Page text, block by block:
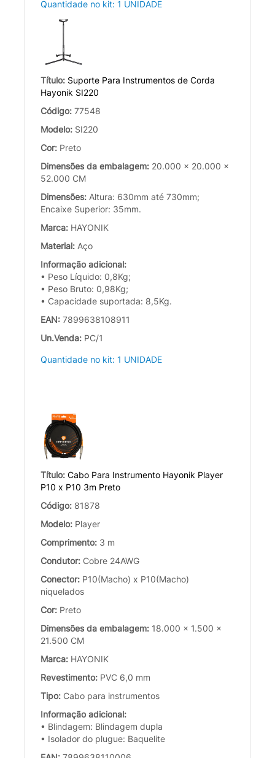
Quantidade no kit: 1 UNIDADE
Título: Suporte Para Instrumentos de Corda
Hayonik SI220
Código: 77548
Modelo: SI220
Cor: Preto
Dimensões da embalagem: 20.000 x 20.000 x
52.000 CM
Dimensões: Altura: 630mm até 730mm;
Encaixe Superior: 35mm.
Marca: HAYONIK
Material: Aço
Informação adicional:
• Peso Líquido: 0,8Kg;
• Peso Bruto: 0,98Kg;
• Capacidade suportada: 8,5Kg.
EAN: 7899638108911
Un.Venda: PC/1
Quantidade no kit: 1 UNIDADE
Título: Cabo Para Instrumento Hayonik Player
P10 x P10 3m Preto
Código: 81878
Modelo: Player
Comprimento: 3 m
Condutor: Cobre 24AWG
Conector: P10(Macho) x P10(Macho)
niquelados
Cor: Preto
Dimensões da embalagem: 18.000 x 1.500 x
21.500 CM
Marca: HAYONIK
Revestimento: PVC 6,0 mm
Tipo: Cabo para instrumentos
Informação adicional:
• Blindagem: Blindagem dupla
• Isolador do plugue: Baquelite